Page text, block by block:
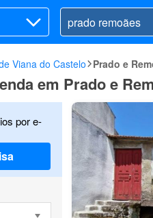
Viana do Castelo Prado e
em Prado e
por e-